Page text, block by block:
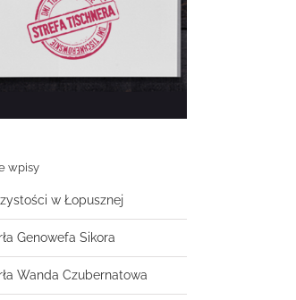
wpisy
w Łopusznej
Genowefa Sikora
Wanda Czubernatowa